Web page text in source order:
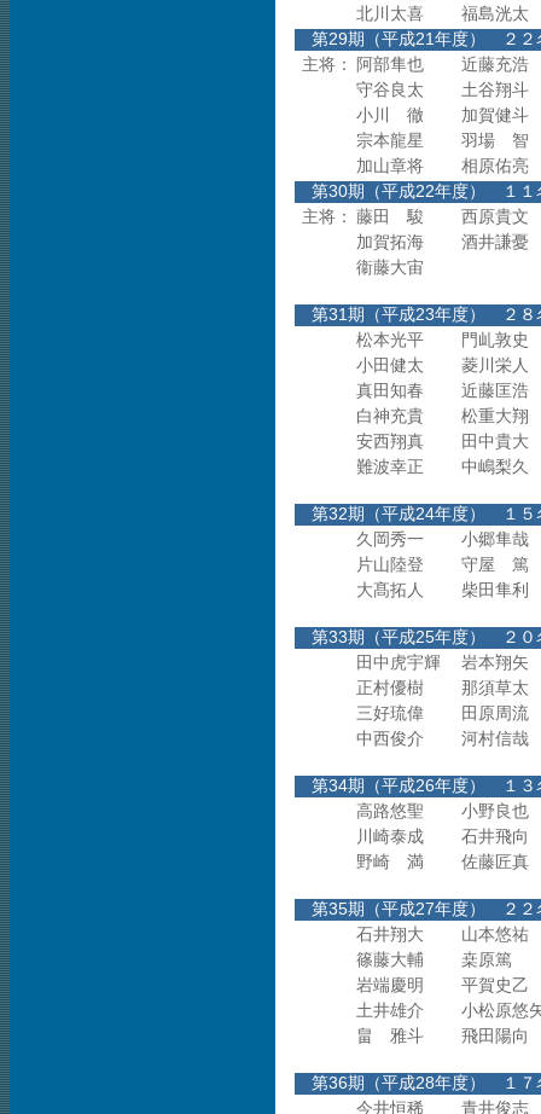
北川太喜
福島洸太
第29期（平成21年度
主将：
阿部隼也
近藤充浩
守谷良太
土谷翔斗
小川 徹
加賀健斗
宗本龍星
羽場 智
加山章将
相原佑亮
第30期（平成22年度
主将： 藤田 駿
西原貴文
加賀拓海
酒井謙憂
衞藤大宙
第31期（平成23年度
松本光平
門乢敦史
小田健太
菱川栄人
真田知春
近藤匡浩
白神充貴
松重大翔
安西翔真
田中貴大
難波幸正
中嶋梨久
第32期（平成24年
久岡秀一
小郷隼哉
片山陸登
守屋 篤
大髙拓人
柴田隼利
第33期（平成25年度
田中虎宇輝
岩本翔矢
正村優樹
那須草太
三好琉偉
田原周流
中西俊介
河村信哉
第34期（平成26年度
高路悠聖
小野良也
川崎泰成
石井飛向
野崎 満
佐藤匠真
第35期（平成27年度
石井翔大
山本悠祐
篠藤大輔
桒原篤
岩端慶明
平賀史乙
土井雄介
小松原悠
畠 雅斗
飛田陽向
第36期（平成28年度
今井恒稀
青井俊志